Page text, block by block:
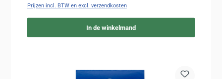
Prijzen incl. BTW en excl. verzendkosten
In de winkelmand